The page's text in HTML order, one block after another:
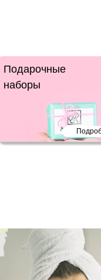
Подарочные
наборы